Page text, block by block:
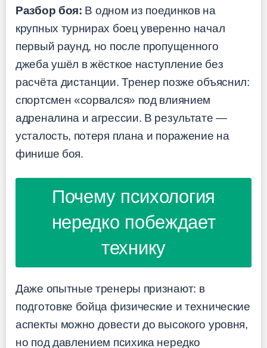
Разбор боя: В одном из поединков на
крупных турнирах боец уверенно начал
первый раунд, но после пропущенного
джеба ушёл в жёсткое наступление без
расчёта дистанции. Тренер позже объяснил:
спортсмен «сорвался» под влиянием
адреналина и агрессии. В результате —
усталость, потеря плана и поражение на
финише боя.
Почему психология
нередко побеждает
технику
Даже опытные тренеры признают: в
подготовке бойца физические и технические
аспекты можно довести до высокого уровня,
но под давлением психика нередко